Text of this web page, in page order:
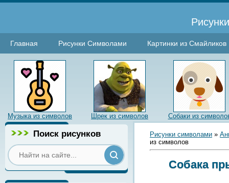
Главная Рисунки Символами Картинки из Смайликов
Музыка из символов Шрек из символов Собаки из
Поиск рисунков Рисунки символами »
из символов
Собака